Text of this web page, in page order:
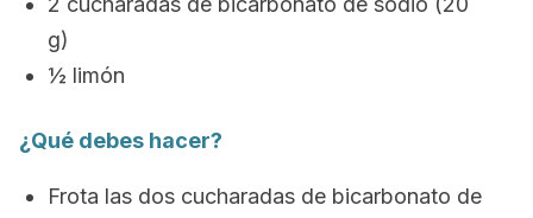
g)
½ limón
¿Qué debes hacer?
Frota las dos cucharadas de bicarbonato de